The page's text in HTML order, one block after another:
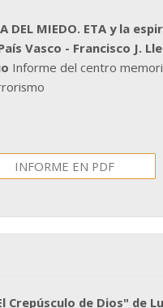
DEL MIEDO. ETA y la
Vasco - Francisco J.
Informe del centro
INFORME EN PDF
Crepúsculo de Dios" de